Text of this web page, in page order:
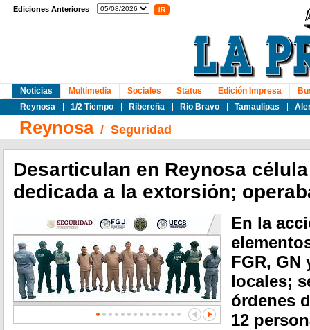
Ediciones Anteriores
Noticias
Reynosa
1/2 Tiempo Ribereña Rio Bravo Tamaulipas
Multimedia Sociales Status Edición Impresa
Reynosa/ Seguridad
Desarticulan en Reynosa
dedicada a la extorsión;
En la
FGR, GN
locales;
órdenes
12